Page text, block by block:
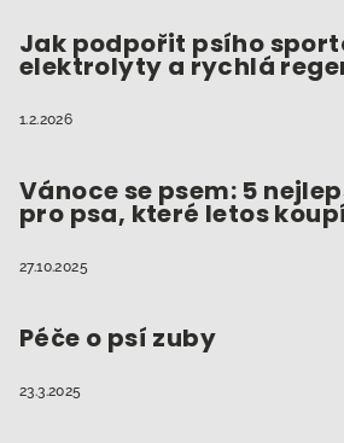
Jak podpořit psího
elektrolyty a rychlá
1.2.2026
Vánoce se psem: 5
pro psa, které letos
27.10.2025
Péče o psí zuby
23.3.2025